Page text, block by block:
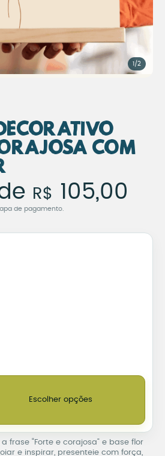
1/2
com
R$ 105,00
de pagamento.
frase “Forte e corajosa” e base flor
e inspirar, presenteie com força,
e Corajosa com Base Flor quantidade
Escolher opções